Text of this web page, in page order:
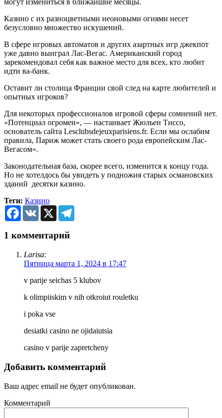
Казино с их разноцветными неоновыми огнями несет
безусловно множество искушений.
В сфере игровых автоматов и других азартных игр джекпот
уже давно выиграл Лас-Вегас. Американский город
зарекомендовал себя как важное место для всех, кто любит
идти ва-банк.
Оставит ли столица Франции свой след на карте любителей и
опытных игроков?
Для некоторых профессионалов игровой сферы сомнений нет.
«Потенциал огромен», — настаивает Жюльен Тиссо,
основатель сайта Lesclubsdejeuxparisiens.fr. Если мы ослабим
правила, Париж может стать своего рода европейским Лас-
Вегасом».
Законодательная база, скорее всего, изменится к концу года.
Но не хотелдось бы увидеть у подножия старых османовских
зданий десятки казино.
Теги: Казино
Facebook
VK X
1 комментарий
Larisa:
Пятница марта 1, 2024 в 17:47
v parije seichas 5 klubov
k olimpiiskim v nih otkroiut rouletku
i poka vse
desiatki casino ne ojidaiutsia
casino v parije zapretcheny
Добавить комментарий
Ваш адрес email не будет опубликован.
Комментарий